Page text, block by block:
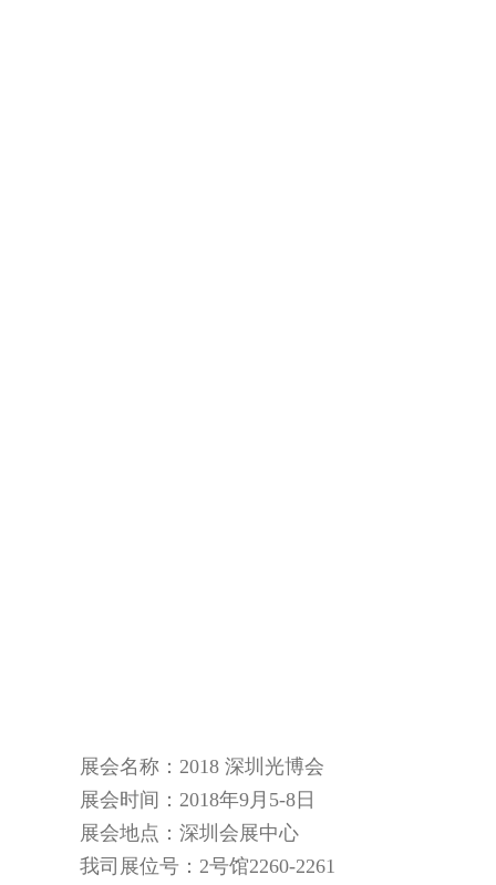
展会名称：2018 深圳光博会
展会时间：2018年9月5-8日
展会地点：深圳会展中心
我司展位号：2号馆2260-2261